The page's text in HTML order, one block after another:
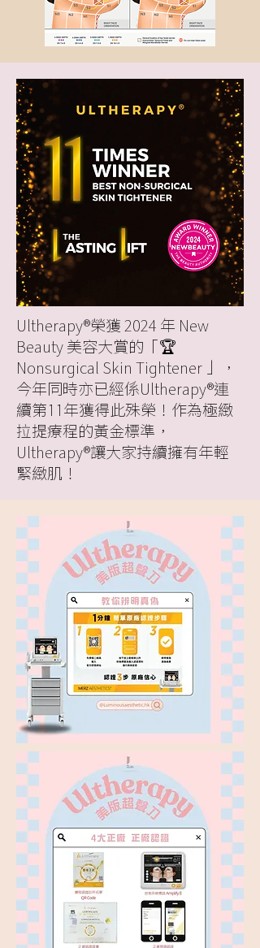
Ultherapy®榮獲 2024 年 New
Beauty 美容大賞的「🏆
Nonsurgical Skin Tightener 」，
今年同時亦已經係Ultherapy®連
續第11年獲得此殊榮！作為極緻
拉提療程的黃金標準，
Ultherapy®讓大家持續擁有年輕
緊緻肌！